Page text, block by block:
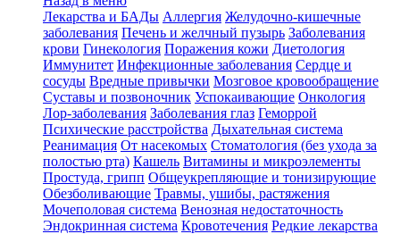
Лекарства и БАДы Аллергия Желудочно-кишечные
заболевания Печень и желчный пузырь Заболевания
крови Гинекология Поражения кожи Диетология
Иммунитет Инфекционные заболевания Сердце и
сосуды Вредные привычки Мозговое кровообращение
Суставы и позвоночник Успокаивающие Онкология
Лор-заболевания Заболевания глаз Геморрой
Психические расстройства Дыхательная система
Реанимация От насекомых Стоматология (без ухода за
полостью рта) Кашель Витамины и микроэлементы
Простуда, грипп Общеукрепляющие и тонизирующие
Обезболивающие Травмы, ушибы, растяжения
Мочеполовая система Венозная недостаточность
Эндокринная система Кровотечения Редкие лекарства